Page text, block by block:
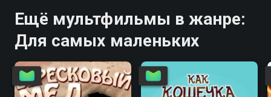
Ещё мультфильмы в жанре:
Для самых маленьких